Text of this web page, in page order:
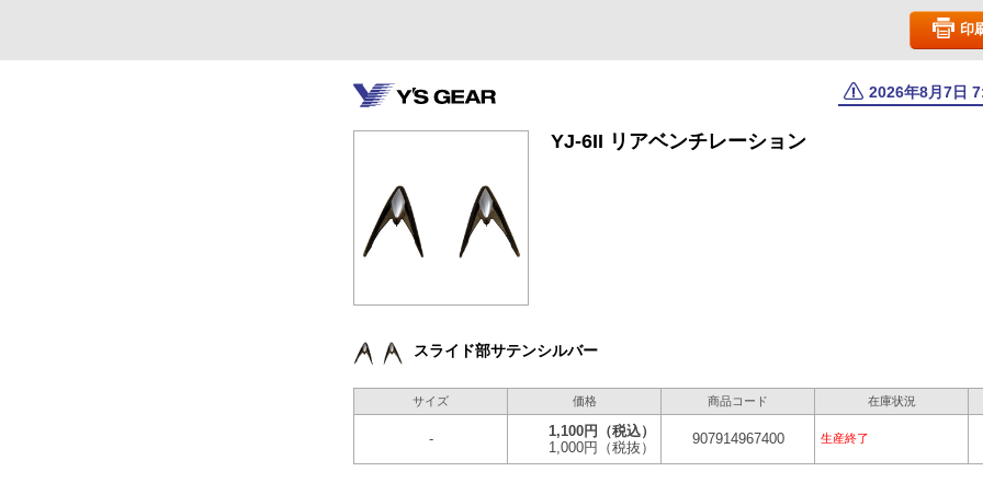
印
2026年8月7日
YJ-6II リアベンチレーション
スライド部サテンシルバー
サイズ 価格 商品コード 在庫状況
- 1,100円
（税込）
1,000円
（税抜）
907914967400 生産終了